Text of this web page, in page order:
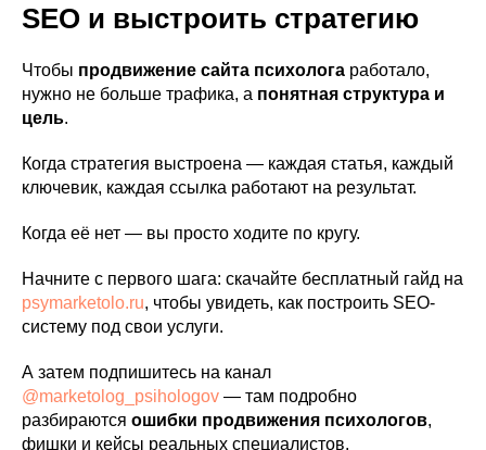
SEO и выстроить стратегию
Чтобы продвижение сайта психолога работало,
нужно не больше трафика, а понятная структура и
цель.
Когда стратегия выстроена — каждая статья, каждый
ключевик, каждая ссылка работают на результат.
Когда её нет — вы просто ходите по кругу.
Начните с первого шага: скачайте бесплатный гайд на
psymarketolo.ru, чтобы увидеть, как построить SEO-
систему под свои услуги.
А затем подпишитесь на канал
@marketolog_psihologov — там подробно
разбираются ошибки продвижения психологов,
фишки и кейсы реальных специалистов.